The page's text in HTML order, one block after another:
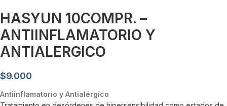
HASYUN 10COMPR. –
ANTIINFLAMATORIO Y
ANTIALERGICO
$9.000
Antiinflamatorio y Antialérgico